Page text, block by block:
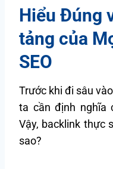
Hiểu Đúng
tảng của
SEO
Trước khi đi sâu
ta cần định nghĩa
Vậy, backlink thực
sao?